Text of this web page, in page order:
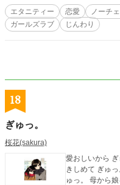
なることを望んだ二人の物語。 二つの愛(きもち)を胸に抱えて生きていく二人の
物語。 この物語は、フィクションです。 小説家になろう、カクヨムにも投稿し
ています。 R18作品で書いている話も読んでいただければより楽しめると思い
エタニティー 恋愛 ノーチ
ガールズラブ
じんわり
18
ぎゅっ。
桜花(sakura)
愛おしいから ぎゅっ。 守りたい ぎゅっ。 助けて ぎゅっ。 抱
きしめて ぎゅっ。 俺からキミを ぎゅっ。 私からアナタを ぎ